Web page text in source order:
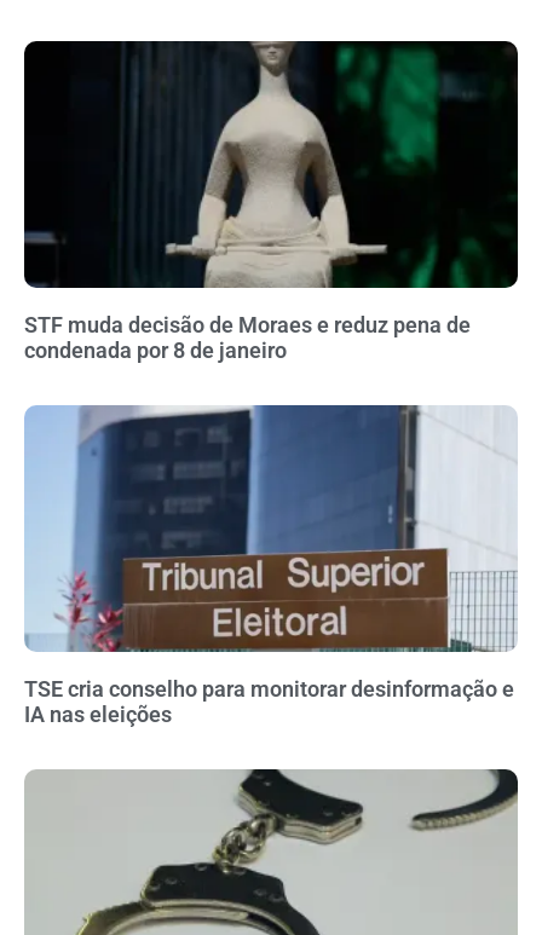
STF muda decisão de Moraes e reduz pena de
condenada por 8 de janeiro
TSE cria conselho para monitorar desinformação e
IA nas eleições